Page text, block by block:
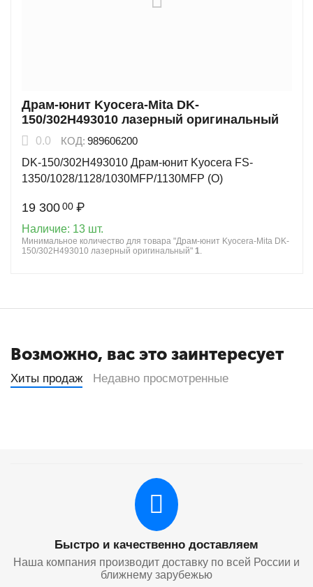
Драм-юнит Kyocera-Mita DK-
150/302H493010 лазерный оригинальный
0.0 КОД: 989606200
DK-150/302H493010 Драм-юнит Kyocera FS-
1350/1028/1128/1030MFP/1130MFP (О)
19 300 00 ₽
Наличие: 13 шт.
Минимальное количество для товара "Драм-юнит Kyocera-Mita DK-
150/302H493010 лазерный оригинальный" 1.
Возможно, вас это заинтересует
Хиты продаж Недавно просмотренные
Быстро и качественно доставляем
Наша компания производит доставку по всей России и
ближнему зарубежью